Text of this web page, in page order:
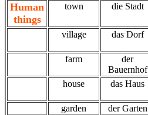
Human
things
town die Stadt
village das Dorf
farm
der
Bauernhof
house das Haus
garden
der Garten